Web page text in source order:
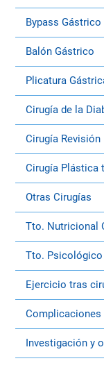
Bypass Gástrico
Balón Gástrico
Plicatura
Cirugía de la
Cirugía Revisión
Cirugía Plástica
Otras Cirugías
Tto. Nutricional
Tto. Psicológico
Ejercicio tras
Complicaciones
Investigación y